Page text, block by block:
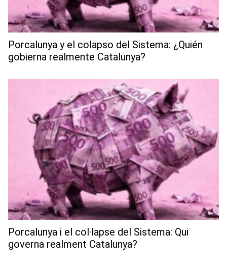
Porcalunya y el colapso del Sistema: ¿Quién
gobierna realmente Catalunya?
Porcalunya i el col·lapse del Sistema: Qui
governa realment Catalunya?